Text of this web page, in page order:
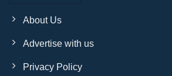
About Us
Advertise with us
Privacy Policy